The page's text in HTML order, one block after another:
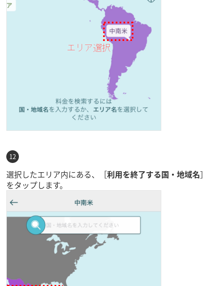
選択したエリア内にある、［利用を終了する国・地域名］
をタップします。